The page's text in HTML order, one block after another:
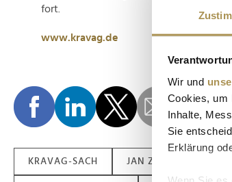
Wir und
Cookies, um
Inhalte,
Sie
Erklärung
fort.
www.kravag.de
KRAVAG-SACH JAN ZEIBIG